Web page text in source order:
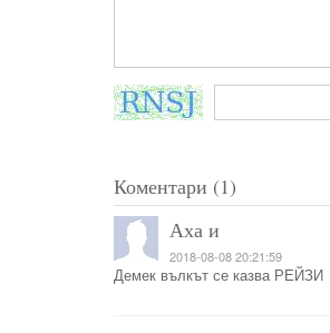
Коментари (1)
Аха и
2018-08-08 20:21:59
Демек вълкът се казва РЕЙЗИ